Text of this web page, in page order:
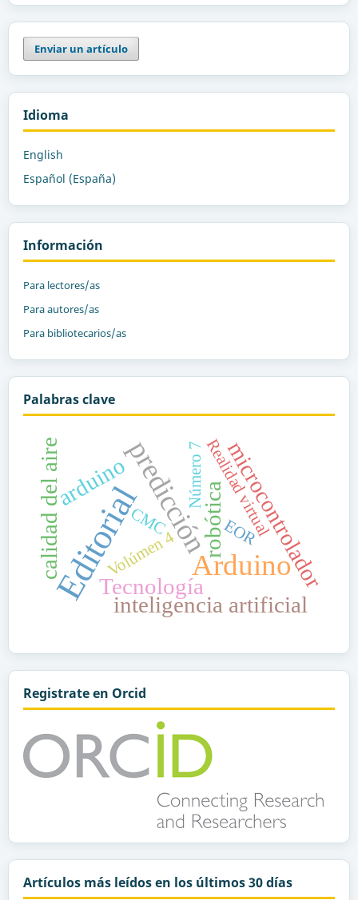
Enviar un artículo
Idioma
English
Español (España)
Información
Para lectores/as
Para autores/as
Para bibliotecarios/as
Palabras clave
Editorial Arduino
predicción
Tecnología
inteligencia artificial
robótica
calidad del airearduino microcontrolador
Volúmen 4
Número 7
CMC EOR
Realidad virtual
Registrate en Orcid
Artículos más leídos en los últimos 30 días